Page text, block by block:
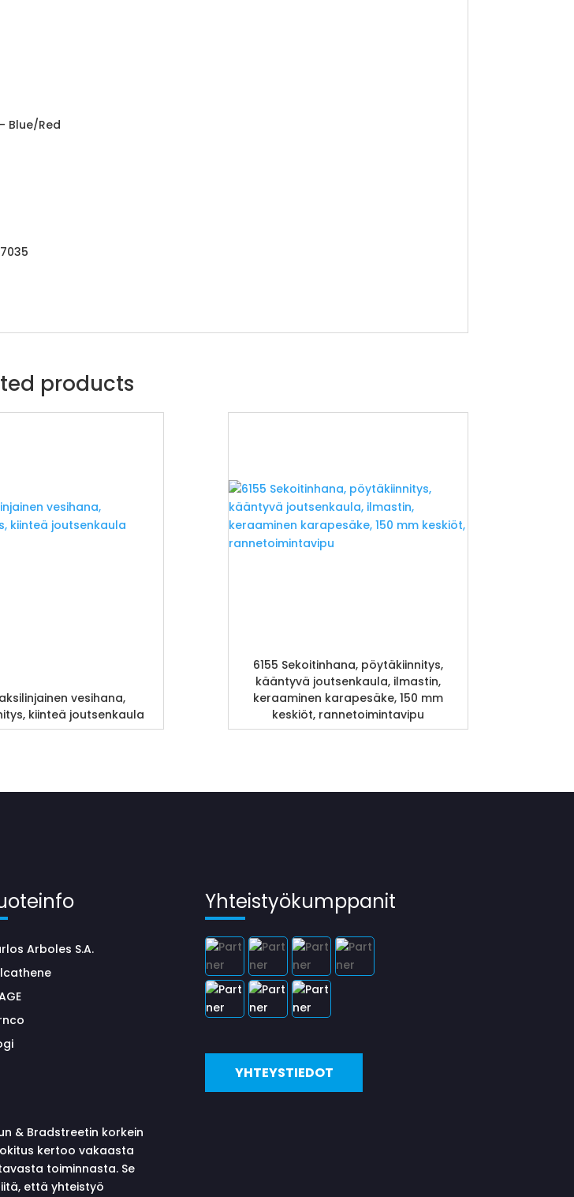
Blue/Red
products
vesihana,
kiinteä joutsenkaula
6155 Sekoitinhana, pöytäkiinnitys,
kääntyvä joutsenkaula, ilmastin,
keraaminen karapesäke, 150 mm
keskiöt, rannetoimintavipu
Arboles S.A.
Yhteistyökumppanit
YHTEYSTIEDOT
& Bradstreetin korkein
kertoo vakaasta
toiminnasta. Se
että yhteistyö